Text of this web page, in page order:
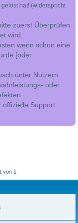
hat! (widerspricht
zuerst Überprüfen
wird.
wenn schon eine
[oder
unter Nutzern
oder
offizielle Support
von 1